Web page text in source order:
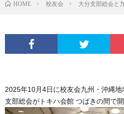
HOME 校友会 大分支部総会と
2025年10月4日に校友会九州・沖縄
支部総会がトキハ会館 つばきの間で開